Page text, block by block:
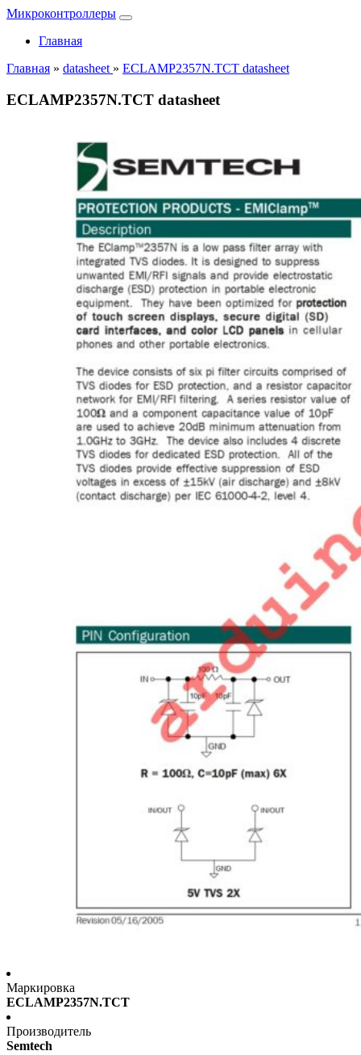
Микроконтроллеры
Главная
Главная » datasheet » ECLAMP2357N.TCT datasheet
ECLAMP2357N.TCT datasheet
Маркировка
ECLAMP2357N.TCT
Производитель
Semtech